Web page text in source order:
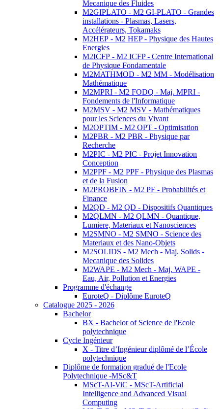
Mecanique des Fluides
M2GIPLATO - M2 GI-PLATO - Grandes
installations - Plasmas, Lasers,
Accélérateurs, Tokamaks
M2HEP - M2 HEP - Physique des Hautes
Energies
M2ICFP - M2 ICFP - Centre International
de Physique Fondamentale
M2MATHMOD - M2 MM - Modélisation
Mathématique
M2MPRI - M2 FODQ - Maj. MPRI -
Fondements de l'Informatique
M2MSV - M2 MSV - Mathématiques
pour les Sciences du Vivant
M2OPTIM - M2 OPT - Optimisation
M2PBR - M2 PBR - Physique par
Recherche
M2PIC - M2 PIC - Projet Innovation
Conception
M2PPF - M2 PPF - Physique des Plasmas
et de la Fusion
M2PROBFIN - M2 PF - Probabilités et
Finance
M2QD - M2 QD - Dispositifs Quantiques
M2QLMN - M2 QLMN - Quantique,
Lumiere, Materiaux et Nanosciences
M2SMNO - M2 SMNO - Science des
Materiaux et des Nano-Objets
M2SOLIDS - M2 Mech - Maj. Solids -
Mecanique des Solides
M2WAPE - M2 Mech - Maj. WAPE -
Eau, Air, Pollution et Energies
Programme d'échange
EuroteQ - Diplôme EuroteQ
Catalogue 2025 - 2026
Bachelor
BX - Bachelor of Science de l'Ecole
polytechnique
Cycle Ingénieur
X - Titre d’Ingénieur diplômé de l’École
polytechnique
Diplôme de formation gradué de l'Ecole
Polytechnique -MSc&T
MScT-AI-ViC - MScT-Artificial
Intelligence and Advanced Visual
Computing